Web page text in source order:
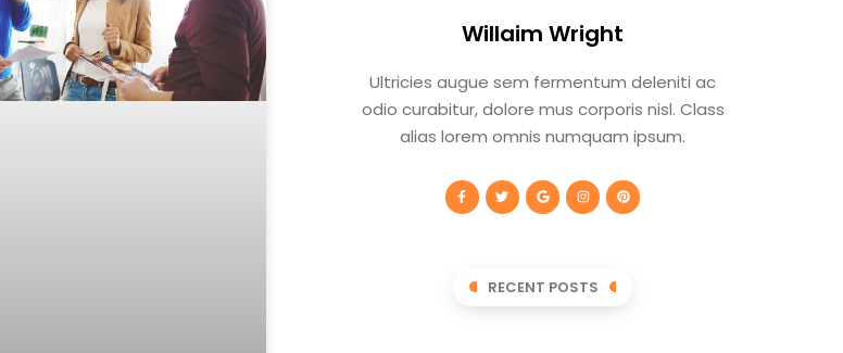
Willaim Wright
Ultricies augue sem fermentum deleniti ac
odio curabitur, dolore mus corporis nisl. Class
alias lorem omnis numquam ipsum.
RECENT POSTS